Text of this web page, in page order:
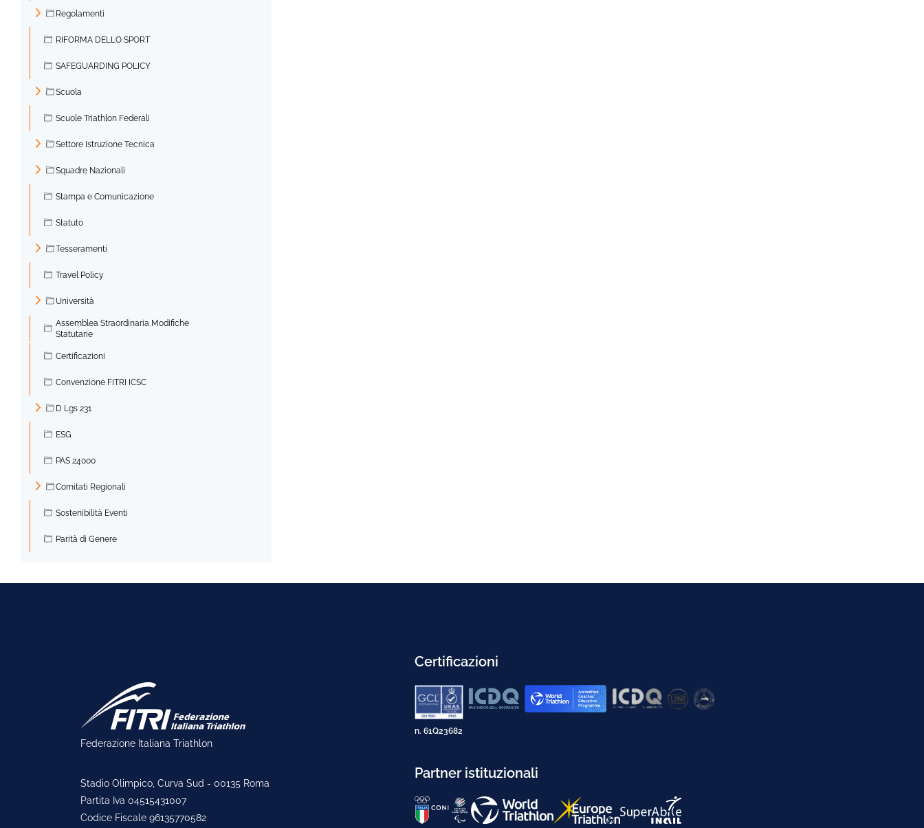
Regolamenti
RIFORMA DELLO SPORT
SAFEGUARDING POLICY
Scuola
Scuole Triathlon Federali
►
Settore Istruzione Tecnica
Squadre Nazionali
Stampa e Comunicazione
Statuto
Tesseramenti
Travel Policy
Università
Assemblea Straordinaria Modifiche
Statutarie
Certificazioni
Convenzione FITRI ICSC
D Lgs 231
ESG
PAS 24000
Comitati Regionali
Sostenibilità Eventi
Parità di Genere
Federazione Italiana Triathlon
Stadio Olimpico, Curva Sud - 00135 Roma
Partita Iva 04515431007
Codice Fiscale 96135770582
Certificazioni
n. 61Q23682
Partner istituzionali